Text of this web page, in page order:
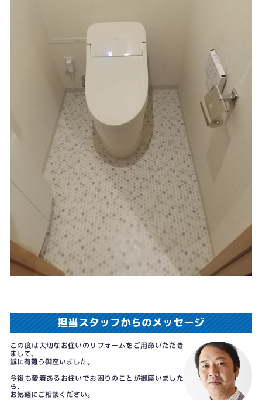
担当スタッフからのメッセージ
この度は大切なお住いのリフォームをご用命いただき
まして、
誠に有難う御座いました。
今後も愛着あるお住いでお困りのことが御座いました
ら、
お気軽にご相談ください。